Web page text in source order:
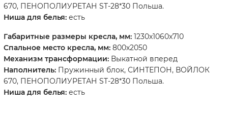
670, ПЕНОПОЛИУРЕТАН ST-28*30 Польша.
Ниша для белья: есть
Габаритные размеры кресла, мм: 1230х1060х710
Спальное место кресла, мм: 800х2050
Механизм трансформации: Выкатной вперед
Наполнитель: Пружинный блок, СИНТЕПОН, ВОЙЛОК
670, ПЕНОПОЛИУРЕТАН ST-28*30 Польша.
Ниша для белья: есть